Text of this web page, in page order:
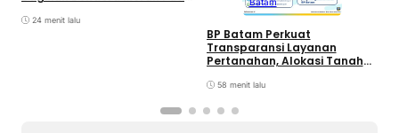
Bermotor di Kantor Samsat
24 menit lalu
BP Batam Perkuat
Transparansi Layanan
Pertanahan, Alokasi Tanah
LMS58 menit lalu